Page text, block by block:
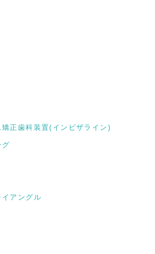
矯正歯科装置(インビザライン)
グ
アングル